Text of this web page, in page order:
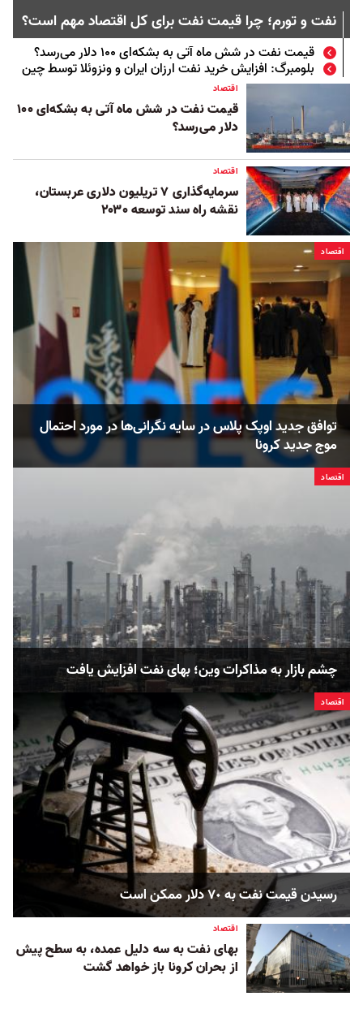
نفت و تورم؛ چرا قیمت نفت برای کل اقتصاد مهم است؟
قیمت نفت در شش ماه آتی به بشکه‌ای ۱۰۰ دلار می‌رسد؟
بلومبرگ: افزایش خرید نفت ارزان ایران و ونزوئلا توسط چین
اقتصاد
قیمت نفت در شش ماه آتی به بشکه‌ای ۱۰۰
دلار می‌رسد؟
اقتصاد
سرمایه‌گذاری ۷ تریلیون دلاری عربستان،
نقشه راه سند توسعه ۲۰۳۰
اقتصاد
توافق جدید اوپک پلاس در سایه نگرانی‌ها در مورد احتمال
موج جدید کرونا
اقتصاد
چشم بازار به مذاکرات وین؛ بهای نفت افزایش یافت
اقتصاد
رسيدن قيمت نفت به ٧٠ دلار ممكن است
اقتصاد
بهای نفت به سه دلیل عمده، به سطح پیش
از بحران کرونا باز خواهد گشت